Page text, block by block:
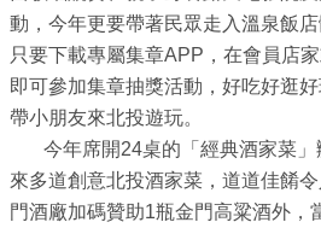
上
服
務
司
及
動，今年更要帶著民眾走入溫泉飯
只要下載專屬集章APP，在會員店
即可參加集章抽獎活動，好吃好逛
帶小朋友來北投遊玩。
今年席開24桌的「經典酒家菜」
來多道創意北投酒家菜，道道佳餚
門酒廠加碼贊助1瓶金門高粱酒外，